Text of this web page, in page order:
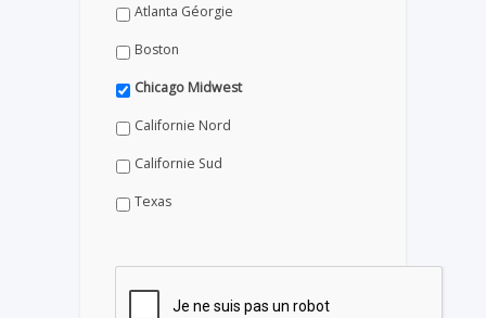
Atlanta Géorgie
Boston
Chicago Midwest
Californie Nord
Californie Sud
Texas